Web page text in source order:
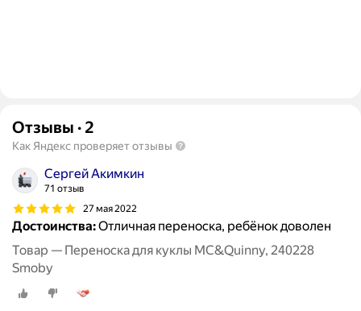
Отзывы · 2
Как Яндекс проверяет отзывы
Сергей Акимкин
71 отзыв
27 мая 2022
Достоинства:Отличная переноска, ребёнок доволен
Товар — Переноска для куклы MC&Quinny, 240228
Smoby